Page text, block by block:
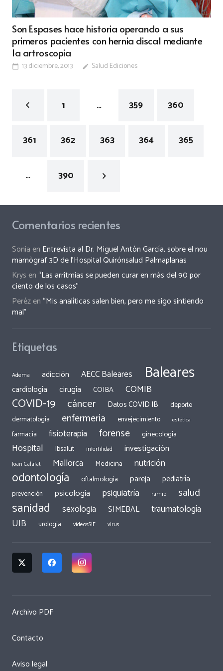
Son Espases hace historia operando a sus
primeros pacientes con hernia discal mediante
la artroscopia
calendar_today 13 diciembre, 2013 edit Salud Ediciones
1 … 359 360
361 362 363 364 365
… 390
Comentarios recientes
Sonia en Entrevista al Dr. Miguel Antón García, sobre el nou
mamògraf 3D de l’Hospital Quirónsalud Palmaplanas
Krys en“Las arritmias se pueden curar en más del 90 por
ciento de los casos”
Perézen“Mis analíticas salen bien, pero me sigo sintiendo
mal”
Etiquetas
Adema adicción AECC Baleares Baleares
cardiología cirugía COIBA COMIB
COVID-19 cáncer Datos COVID IB
deporte
dermatología
enfermería envejecimiento estética
farmacia fisioterapia forense ginecología
Hospital Ibsalut infertilidad investigación
Joan Calafat Mallorca Medicina nutrición
odontología oftalmología pareja pediatría
prevención psicología psiquiatría ramib salud
sanidad sexologia SIMEBAL traumatología
UIB urología videosSiF virus
Archivo PDF
Contacto
Aviso legal